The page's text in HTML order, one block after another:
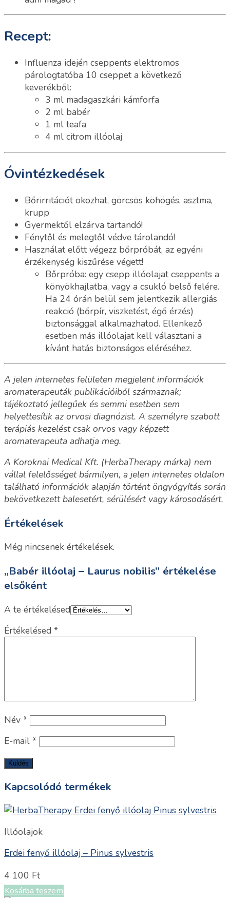
Recept:
Influenza idején cseppents elektromos
párologtatóba 10 cseppet a következő
keverékből:
3 ml madagaszkári kámforfa
2 ml babér
1 ml teafa
4 ml citrom illóolaj
Óvintézkedések
Bőrirritációt okozhat, görcsös köhögés, asztma,
krupp
Gyermektől elzárva tartandó!
Fénytől és melegtől védve tárolandó!
Használat előtt végezz bőrpróbát, az egyéni
érzékenység kiszűrése végett!
Bőrpróba: egy csepp illóolajat cseppents a
könyökhajlatba, vagy a csukló belső felére.
Ha 24 órán belül sem jelentkezik allergiás
reakció (bőrpír, viszketést, égő érzés)
biztonsággal alkalmazhatod. Ellenkező
esetben más illóolajat kell választani a
kívánt hatás biztonságos eléréséhez.
A jelen internetes felületen megjelent információk
aromaterapeuták publikációiból származnak;
tájékoztató jellegűek és semmi esetben sem
helyettesítik az orvosi diagnózist. A személyre szabott
terápiás kezelést csak orvos vagy képzett
aromaterapeuta adhatja meg.
A Koroknai Medical Kft. (HerbaTherapy márka) nem
vállal felelősséget bármilyen, a jelen internetes oldalon
található információk alapján történt öngyógyítás során
bekövetkezett balesetért, sérülésért vagy károsodásért.
Értékelések
Még nincsenek értékelések.
„Babér illóolaj – Laurus nobilis” értékelése
elsőként
A te értékelésed
Értékelésed *
Név *
E-mail *
Kapcsolódó termékek
Illóolajok
Erdei fenyő illóolaj – Pinus sylvestris
4 100 Ft
Kosárba teszem